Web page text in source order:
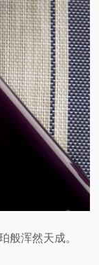
般浑然天成。